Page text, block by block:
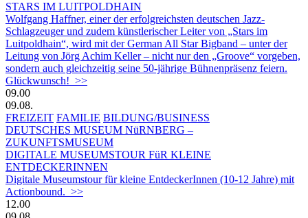
STARS IM LUITPOLDHAIN
Wolfgang Haffner, einer der erfolgreichsten deutschen Jazz-
Schlagzeuger und zudem künstlerischer Leiter von „Stars im
Luitpoldhain“, wird mit der German All Star Bigband – unter der
Leitung von Jörg Achim Keller – nicht nur den „Groove“ vorgeben,
sondern auch gleichzeitig seine 50-jährige Bühnenpräsenz feiern.
Glückwunsch! >>
09.00
09.08.
FREIZEIT FAMILIE BILDUNG/BUSINESS
DEUTSCHES MUSEUM NüRNBERG –
ZUKUNFTSMUSEUM
DIGITALE MUSEUMSTOUR FüR KLEINE
ENTDECKERINNEN
Digitale Museumstour für kleine EntdeckerInnen (10-12 Jahre) mit
Actionbound. >>
12.00